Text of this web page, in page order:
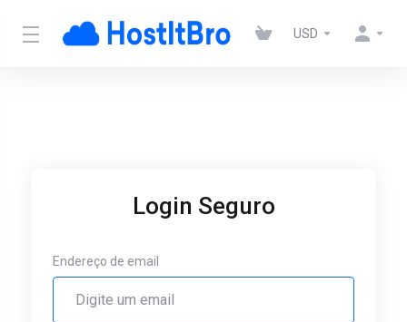
USD
Login Seguro
Endereço de email